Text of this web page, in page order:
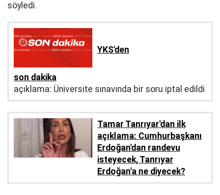
söyledi.
YKS'den
son dakika
açıklama: Üniversite sınavında bir soru iptal edildi
Tamar Tanrıyar'dan ilk
açıklama: Cumhurbaşkanı
Erdoğan'dan randevu
isteyecek, Tanrıyar
Erdoğan'a ne diyecek?